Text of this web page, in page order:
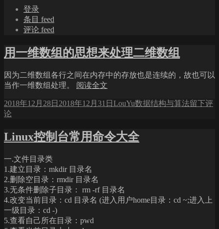
登录
条目 feed
评论 feed
用一维数组的思想来处理二维数组
因为二维数组各行之间在内存中的存放也是连续的，故也可以
当作一维数组处理。 阅读全文
发
布
2018年12月28日 2018年12月31日 作
LouYu分
数据结构与算法于
来
处
留下评
论
Linux控制台常用命令大全
一.文件目录类
1.建立目录：mkdir 目录名
2.删除空目录：rmdir 目录名
3.无条件删除子目录： rm -rf 目录名
4.改变当前目录：cd 目录名 (进入用户home目录：cd ~;进入上
一级目录：cd -)
5.查看自己所在目录：pwd